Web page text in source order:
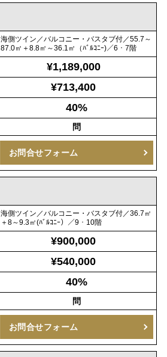
海側ツイン／バルコニー・バスタブ付／55.7～
87.0㎡＋8.8㎡～36.1㎡（ﾊﾞﾙｺﾆｰ)／6・7階
¥1,189,000
¥713,400
40%
問
お問合せフォーム
海側ツイン／バルコニー・バスタブ付／36.7㎡
＋8～9.3㎡(ﾊﾞﾙｺﾆｰ）／9・10階
¥900,000
¥540,000
40%
問
お問合せフォーム